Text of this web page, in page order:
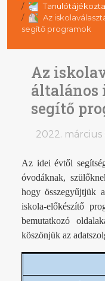
Az
segítő programok
Az
általános
segítő
2022. március
Az idei évtől
óvodáknak,
hogy összegyűjtjük
iskola-előkészítő
bemutatkozó
köszönjük az